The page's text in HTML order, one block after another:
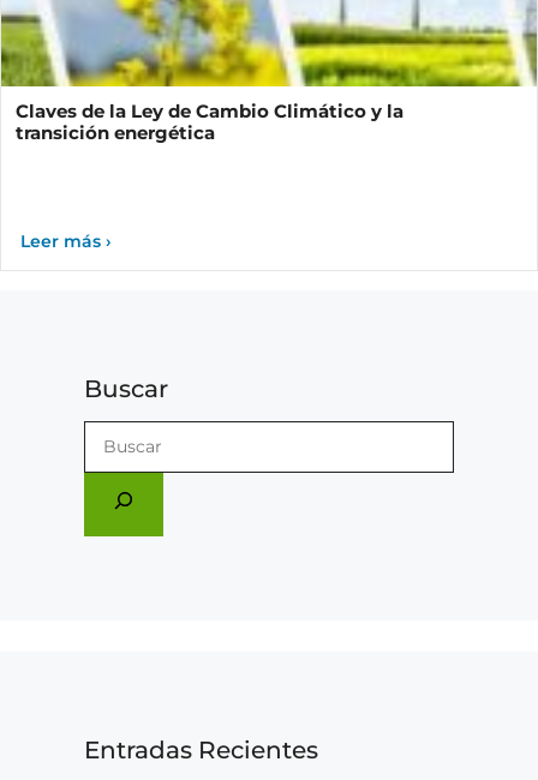
Claves de la Ley de Cambio Climático y la
transición energética
Buscar
Entradas Recientes